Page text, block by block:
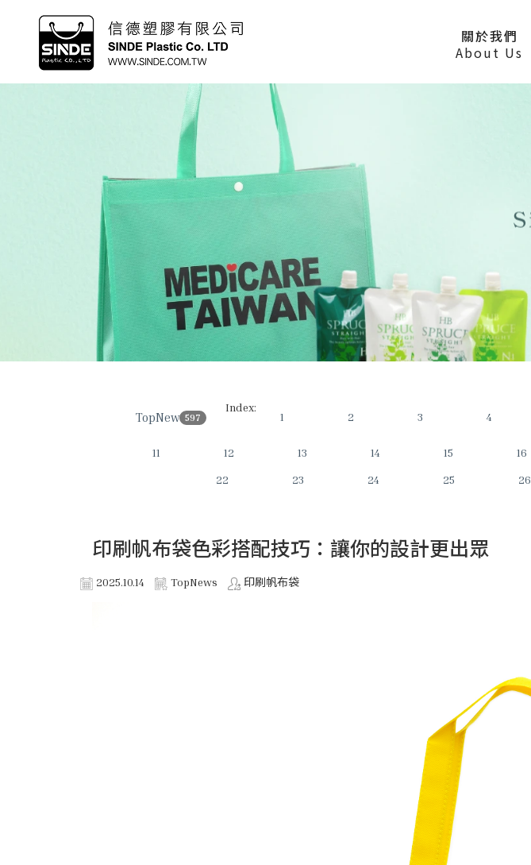
關於我們
About Us
TopNews597
Index:
1 2 3 4
11 12 13 14 15 16
22
23 24 25 26
印刷帆布袋色彩搭配技巧：讓你的設計更出眾
2025.10.14 TopNews 印刷帆布袋